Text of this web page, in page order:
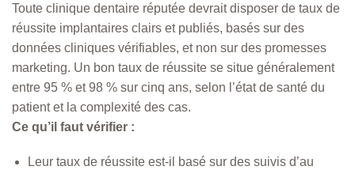
Toute clinique dentaire réputée devrait disposer de taux de
réussite implantaires clairs et publiés, basés sur des
données cliniques vérifiables, et non sur des promesses
marketing. Un bon taux de réussite se situe généralement
entre 95 % et 98 % sur cinq ans, selon l’état de santé du
patient et la complexité des cas.
Ce qu’il faut vérifier :
Leur taux de réussite est-il basé sur des suivis d’au